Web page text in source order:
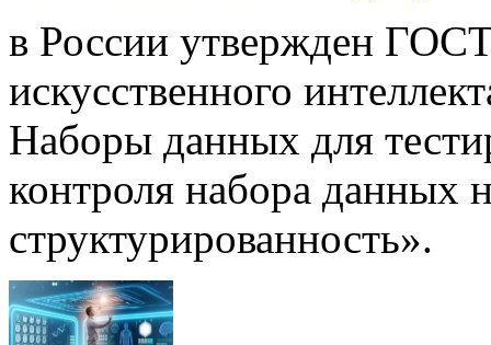
в России утвержден
искусственного
Наборы данных для
контроля набора данных
структурированность».